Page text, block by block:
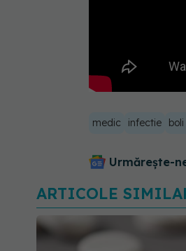
medic infectie
Urmărește-
ARTICOLE